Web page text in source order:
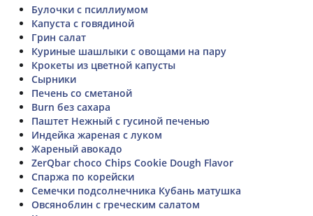
Булочки с псиллиумом
Капуста с говядиной
Грин салат
Куриные шашлыки с овощами на пару
Крокеты из цветной капусты
Сырники
Печень со сметаной
Burn без сахара
Паштет Нежный с гусиной печенью
Индейка жареная с луком
Жареный авокадо
ZerQbar choco Chips Cookie Dough Flavor
Спаржа по корейски
Семечки подсолнечника Кубань матушка
Овсяноблин с греческим салатом